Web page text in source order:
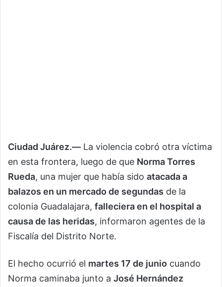
Ciudad Juárez.— La violencia cobró otra víctima
en esta frontera, luego de que Norma Torres
Rueda, una mujer que había sido atacada a
balazos en un mercado de segundas de la
colonia Guadalajara, falleciera en el hospital a
causa de las heridas, informaron agentes de la
Fiscalía del Distrito Norte.
El hecho ocurrió el martes 17 de junio cuando
Norma caminaba junto a José Hernández